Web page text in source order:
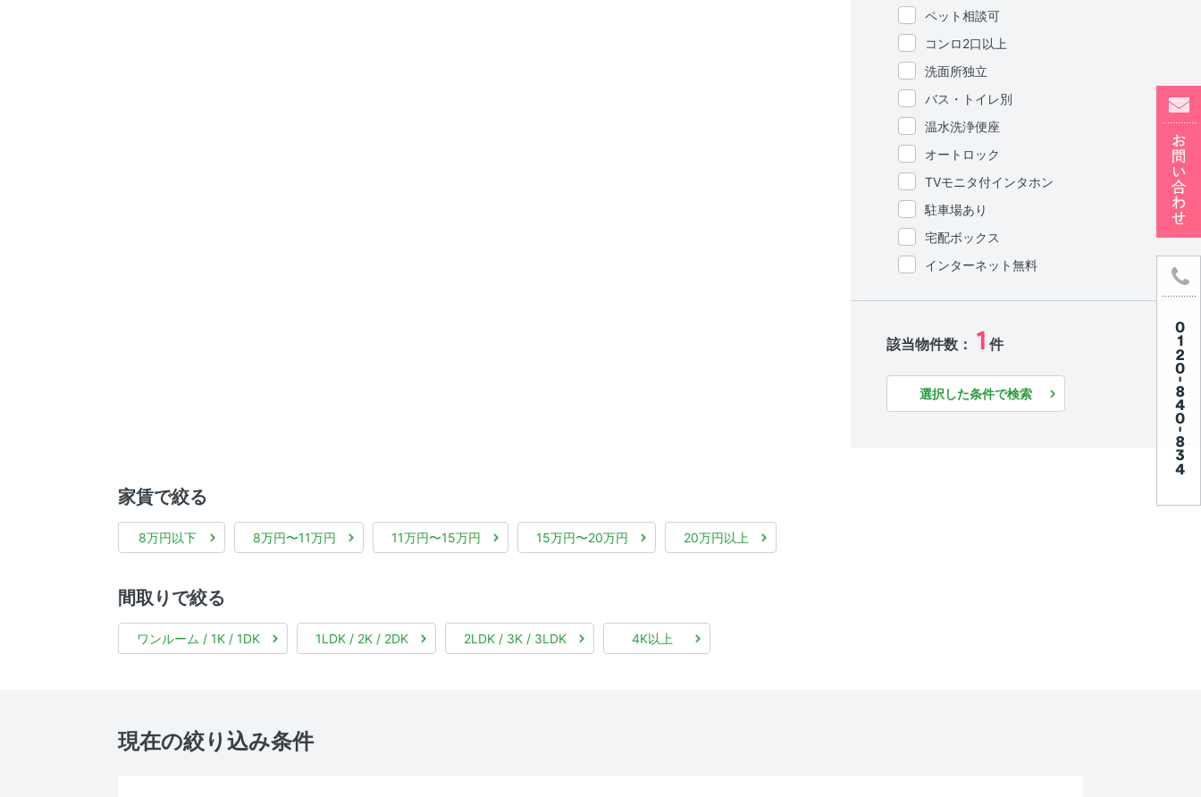
ペット相談可
コンロ2口以上
洗面所独立
バス・トイレ別
温水洗浄便座
オートロック
TVモニタ付インタホン
駐車場あり
宅配ボックス
インターネット無料
該当物件数： 1 件
選択した条件で検索
家賃で絞る
8万円以下 8万円〜11万円 11万円〜15万円 15万円〜20万円 20万円以上
間取りで絞る
ワンルーム / 1K / 1DK 1LDK / 2K / 2DK 2LDK / 3K / 3LDK 4K以上
現在の絞り込み条件